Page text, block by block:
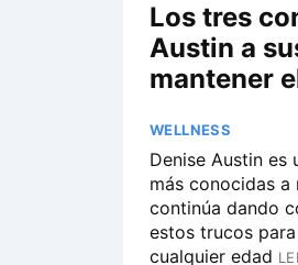
Los tres
Austin a
mantener
WELLNESS
Denise Austin es
más conocidas a
continúa dando
estos trucos
cualquier edad